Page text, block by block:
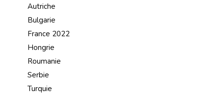
Autriche
Bulgarie
France 2022
Hongrie
Roumanie
Serbie
Turquie